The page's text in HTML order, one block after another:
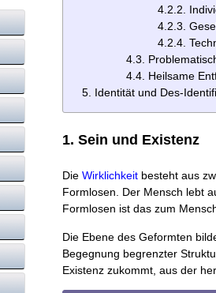
4.2.2.
4.2.3.
4.2.4.
4.3.
4.4. Heilsame
Identität und Des-
1. Sein und Existenz
Die Wirklichkeitbesteht aus
Formlosen. Der Mensch lebt
Formlosen ist das zum
Die Ebene des Geformten
Begegnung begrenzter
Existenz zukommt, aus der